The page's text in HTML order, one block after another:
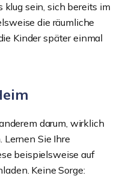
sein, sich bereits im
die räumliche
Kinder später einmal
darum, wirklich
Lernen Sie Ihre
beispielsweise auf
Keine Sorge: